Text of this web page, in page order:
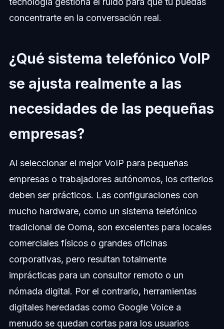
concentrarte en la conversación real.
¿Qué sistema telefónico VoIP
se ajusta realmente a las
necesidades de las pequeñas
empresas?
Al seleccionar el mejor VoIP para pequeñas
empresas o trabajadores autónomos, los criterios
deben ser prácticos. Las configuraciones con
mucho hardware, como un sistema telefónico
tradicional de Ooma, son excelentes para locales
comerciales físicos o grandes oficinas
corporativas, pero resultan totalmente
imprácticas para un consultor remoto o un
nómada digital. Por el contrario, herramientas
digitales heredadas como Google Voice a
menudo se quedan cortas para los usuarios